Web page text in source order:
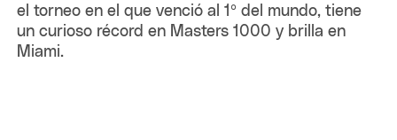
el torneo en el que venció al 1º del mundo, tiene
un curioso récord en Masters 1000 y brilla en
Miami.